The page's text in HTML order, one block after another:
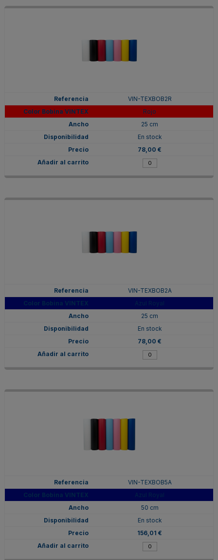
VIN-TEXBOB2R
Rojo
25 cm
En stock
78,00 €
VIN-TEXBOB2A
Azul Royal
25 cm
En stock
78,00 €
VIN-TEXBOB5A
Azul Royal
50 cm
En stock
156,01 €